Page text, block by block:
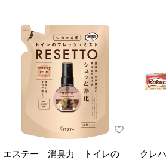
エステー 消臭力 トイレの
クレ